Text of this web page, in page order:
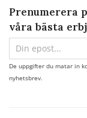
Prenumerera
våra bästa
De uppgifter du matar in
nyhetsbrev.